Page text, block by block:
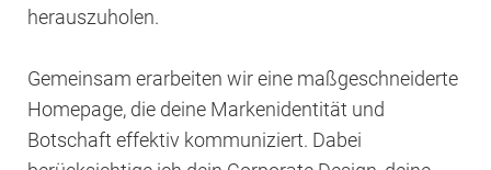
herauszuholen.
Gemeinsam erarbeiten wir eine maßgeschneiderte
Homepage, die deine Markenidentität und
Botschaft effektiv kommuniziert. Dabei